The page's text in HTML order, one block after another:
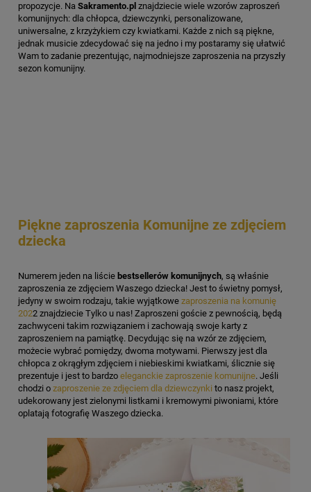
propozycje. Na Sakramento.pl znajdziecie wiele wzorów zaproszeń
komunijnych: dla chłopca, dziewczynki, personalizowane,
uniwersalne, z krzyżykiem czy kwiatkami. Każde z nich są piękne,
jednak musicie zdecydować się na jedno i my postaramy się ułatwić
Wam to zadanie prezentując, najmodniejsze zaproszenia na przyszły
sezon komunijny.
Piękne zaproszenia Komunijne ze zdjęciem
dziecka
Numerem jeden na liście bestsellerów komunijnych, są właśnie
zaproszenia ze zdjęciem Waszego dziecka! Jest to świetny pomysł,
jedyny w swoim rodzaju, takie wyjątkowe zaproszenia na komunię
2022 znajdziecie Tylko u nas! Zaproszeni goście z pewnością, będą
zachwyceni takim rozwiązaniem i zachowają swoje karty z
zaproszeniem na pamiątkę. Decydując się na wzór ze zdjęciem,
możecie wybrać pomiędzy, dwoma motywami. Pierwszy jest dla
chłopca z okrągłym zdjęciem i niebieskimi kwiatkami, ślicznie się
prezentuje i jest to bardzo eleganckie zaproszenie komunijne. Jeśli
chodzi o zaproszenie ze zdjęciem dla dziewczynki to nasz projekt,
udekorowany jest zielonymi listkami i kremowymi piwoniami, które
oplatają fotografię Waszego dziecka.